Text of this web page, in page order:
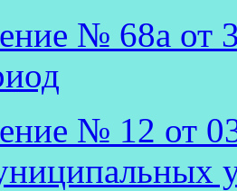
№ 68а от
№ 12 от